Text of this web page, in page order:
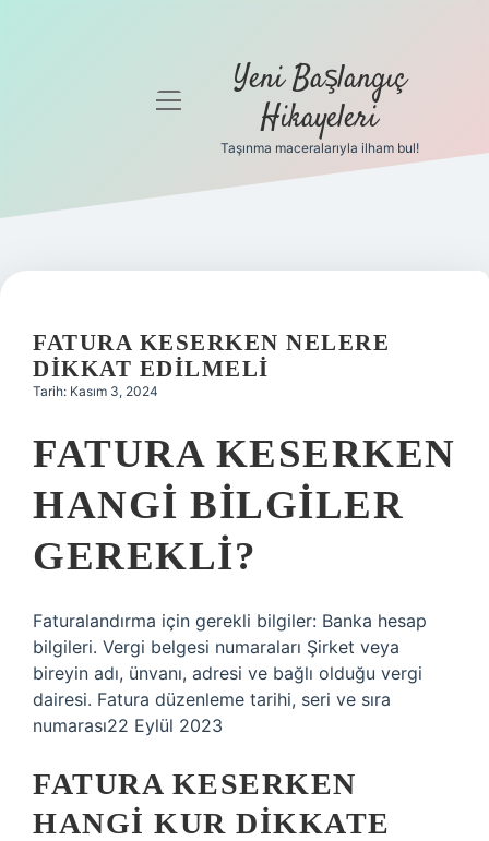
Gizlilik
Hakkımızda
menüyü
Yeni Başlangıç
Hikayeleri
Taşınma maceralarıyla ilham bul!
FATURA KESERKEN NELERE
DIKKAT EDILMELI
Tarih: Kasım 3, 2024
FATURA KESERKEN
HANGI BILGILER
GEREKLI?
Faturalandırma için gerekli bilgiler: Banka hesap
bilgileri. Vergi belgesi numaraları Şirket veya
bireyin adı, ünvanı, adresi ve bağlı olduğu vergi
dairesi. Fatura düzenleme tarihi, seri ve sıra
numarası22 Eylül 2023
FATURA KESERKEN
HANGI KUR DIKKATE